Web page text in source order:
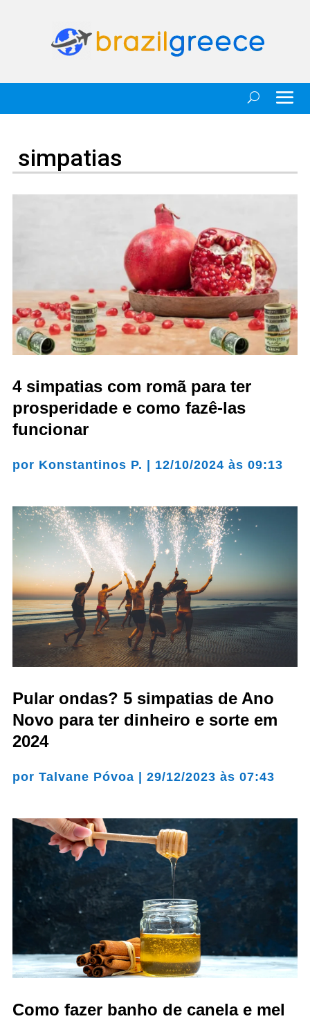
simpatias
4 simpatias com romã para ter
prosperidade e como fazê-las
funcionar
por Konstantinos P. | 12/10/2024 às 09:13
Pular ondas? 5 simpatias de Ano
Novo para ter dinheiro e sorte em
2024
por Talvane Póvoa | 29/12/2023 às 07:43
Como fazer banho de canela e mel